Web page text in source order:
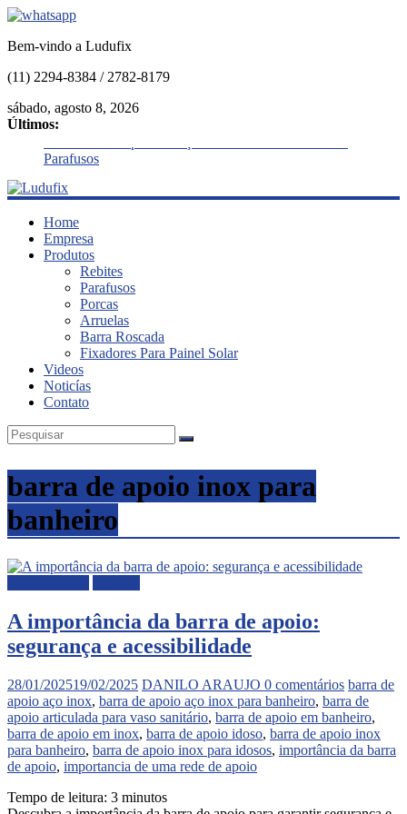
Bem-vindo a Ludufix
(11) 2294-8384 / 2782-8179
sábado, agosto 8, 2026
Últimos:
Afrouxamento por Vibração: Como Evitar Falhas em
Parafusos
Fixadores para Temperaturas Extremas
O que é Corrosão Galvânica , e como evitar
Ludufix
Fixadores
Home
Empresa
Produtos
Rebites
Parafusos
Porcas
Arruelas
Barra Roscada
Fixadores Para Painel Solar
Videos
Noticías
Contato
barra de apoio inox para
banheiro
A importância da barra de apoio:
segurança e acessibilidade
28/01/202519/02/2025 DANILO ARAUJO 0 comentários barra de
apoio aço inox, barra de apoio aço inox para banheiro, barra de
apoio articulada para vaso sanitário, barra de apoio em banheiro,
barra de apoio em inox, barra de apoio idoso, barra de apoio inox
para banheiro, barra de apoio inox para idosos, importância da barra
de apoio, importancia de uma rede de apoio
Tempo de leitura: 3 minutos